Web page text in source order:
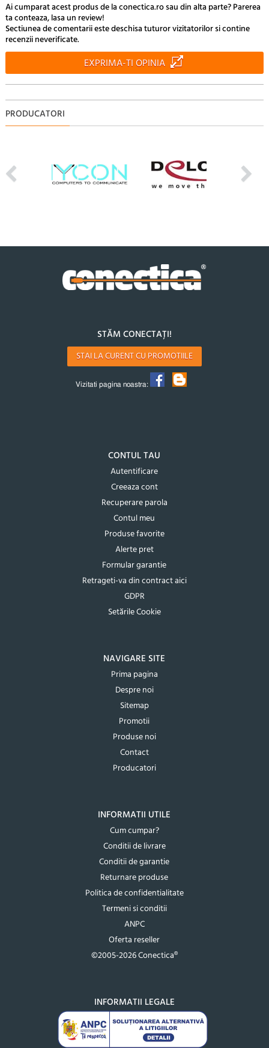
Ai cumparat acest produs de la conectica.ro sau din alta parte? Parerea
ta conteaza, lasa un review!
Sectiunea de comentarii este deschisa tuturor vizitatorilor si contine
recenzii neverificate.
EXPRIMA-TI OPINIA
PRODUCATORI
STĂM CONECTAȚI!
STAI LA CURENT CU PROMOTIILE
Vizitati pagina noastra:
CONTUL TAU
Autentificare
Creeaza cont
Recuperare parola
Contul meu
Produse favorite
Alerte pret
Formular garantie
Retrageti-va din contract aici
GDPR
Setările Cookie
NAVIGARE SITE
Prima pagina
Despre noi
Sitemap
Promotii
Produse noi
Contact
Producatori
INFORMATII UTILE
Cum cumpar?
Conditii de livrare
Conditii de garantie
Returnare produse
Politica de confidentialitate
Termeni si conditii
ANPC
Oferta reseller
©2005-2026 Conectica®
INFORMATII LEGALE